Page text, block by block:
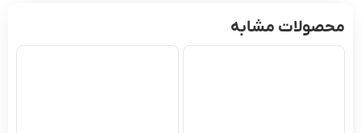
محصولات مشابه